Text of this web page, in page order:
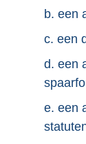
b. een
c. een
d. een
e. een